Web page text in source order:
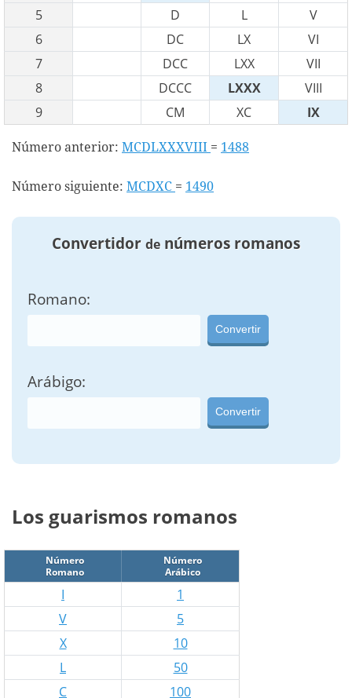
5
D L
V
6
DC LX
VI
7
DCC LXX
VII
8
DCCC LXXX
VIII
9
CM XC IX
Número anterior: MCDLXXXVIII = 1488
Número siguiente: MCDXC = 1490
Convertidor de números romanos
Romano:
Convertir
Arábigo:
Convertir
Los guarismos romanos
Número
Romano
Número
Arábico
I
1
V
5
X
10
L
50
C
100